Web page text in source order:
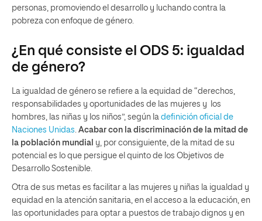
personas, promoviendo el desarrollo y luchando contra la
pobreza con enfoque de género.
¿En qué consiste el ODS 5: igualdad
de género?
La igualdad de género se refiere a la equidad de “derechos,
responsabilidades y oportunidades de las mujeres y los
hombres, las niñas y los niños”, según la definición oficial de
Naciones Unidas Acabar con la discriminación de la mitad de
la población mundial y, por consiguiente, de la mitad de su
potencial es lo que persigue el quinto de los Objetivos de
Desarrollo Sostenible.
Otra de sus metas es facilitar a las mujeres y niñas la igualdad y
equidad en la atención sanitaria, en el acceso a la educación, en
las oportunidades para optar a puestos de trabajo dignos y en